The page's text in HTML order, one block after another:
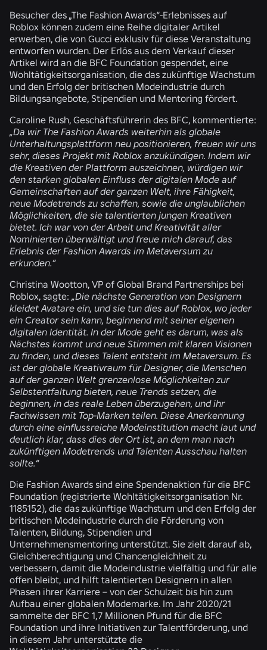
Besucher des „The Fashion Awards“-Erlebnisses auf
Roblox können zudem eine Reihe digitaler Artikel
erwerben, die von Gucci exklusiv für diese Veranstaltung
entworfen wurden. Der Erlös aus dem Verkauf dieser
Artikel wird an die BFC Foundation gespendet, eine
Wohltätigkeitsorganisation, die das zukünftige Wachstum
und den Erfolg der britischen Modeindustrie durch
Bildungsangebote, Stipendien und Mentoring fördert.
Caroline Rush, Geschäftsführerin des BFC, kommentierte:
„Da wir The Fashion Awards weiterhin als globale
Unterhaltungsplattform neu positionieren, freuen wir uns
sehr, dieses Projekt mit Roblox anzukündigen. Indem wir
die Kreativen der Plattform auszeichnen, würdigen wir
den starken globalen Einfluss der digitalen Mode auf
Gemeinschaften auf der ganzen Welt, ihre Fähigkeit,
neue Modetrends zu schaffen, sowie die unglaublichen
Möglichkeiten, die sie talentierten jungen Kreativen
bietet. Ich war von der Arbeit und Kreativität aller
Nominierten überwältigt und freue mich darauf, das
Erlebnis der Fashion Awards im Metaversum zu
erkunden.“
Christina Wootton, VP of Global Brand Partnerships bei
Roblox, sagte: „Die nächste Generation von Designern
kleidet Avatare ein, und sie tun dies auf Roblox, wo jeder
ein Creator sein kann, beginnend mit seiner eigenen
digitalen Identität. In der Mode geht es darum, was als
Nächstes kommt und neue Stimmen mit klaren Visionen
zu finden, und dieses Talent entsteht im Metaversum. Es
ist der globale Kreativraum für Designer, die Menschen
auf der ganzen Welt grenzenlose Möglichkeiten zur
Selbstentfaltung bieten, neue Trends setzen, die
beginnen, in das reale Leben überzugehen, und ihr
Fachwissen mit Top-Marken teilen. Diese Anerkennung
durch eine einflussreiche Modeinstitution macht laut und
deutlich klar, dass dies der Ort ist, an dem man nach
zukünftigen Modetrends und Talenten Ausschau halten
sollte.“
Die Fashion Awards sind eine Spendenaktion für die BFC
Foundation (registrierte Wohltätigkeitsorganisation Nr.
1185152), die das zukünftige Wachstum und den Erfolg der
britischen Modeindustrie durch die Förderung von
Talenten, Bildung, Stipendien und
Unternehmensmentoring unterstützt. Sie zielt darauf ab,
Gleichberechtigung und Chancengleichheit zu
verbessern, damit die Modeindustrie vielfältig und für alle
offen bleibt, und hilft talentierten Designern in allen
Phasen ihrer Karriere – von der Schulzeit bis hin zum
Aufbau einer globalen Modemarke. Im Jahr 2020/21
sammelte der BFC 1,7 Millionen Pfund für die BFC
Foundation und ihre Initiativen zur Talentförderung, und
in diesem Jahr unterstützte die